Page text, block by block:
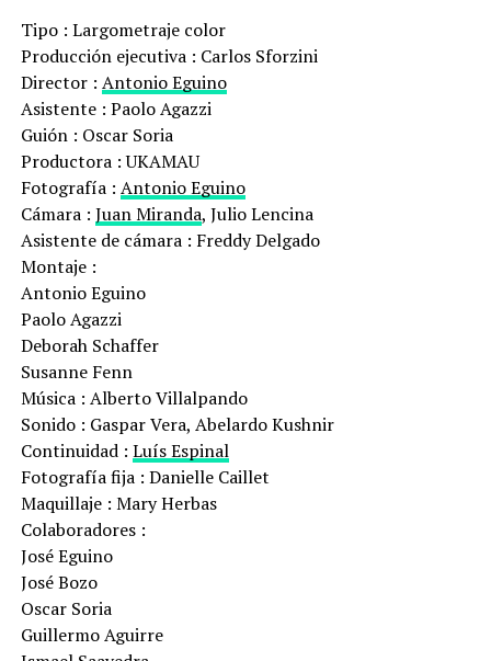
Tipo : Largometraje color
Producción ejecutiva : Carlos Sforzini
Director : Antonio Eguino
Asistente : Paolo Agazzi
Guión : Oscar Soria
Productora : UKAMAU
Fotografía : Antonio Eguino
Cámara : Juan Miranda, Julio Lencina
Asistente de cámara : Freddy Delgado
Montaje :
Antonio Eguino
Paolo Agazzi
Deborah Schaffer
Susanne Fenn
Música : Alberto Villalpando
Sonido : Gaspar Vera, Abelardo Kushnir
Continuidad : Luís Espinal
Fotografía fija : Danielle Caillet
Maquillaje : Mary Herbas
Colaboradores :
José Eguino
José Bozo
Oscar Soria
Guillermo Aguirre